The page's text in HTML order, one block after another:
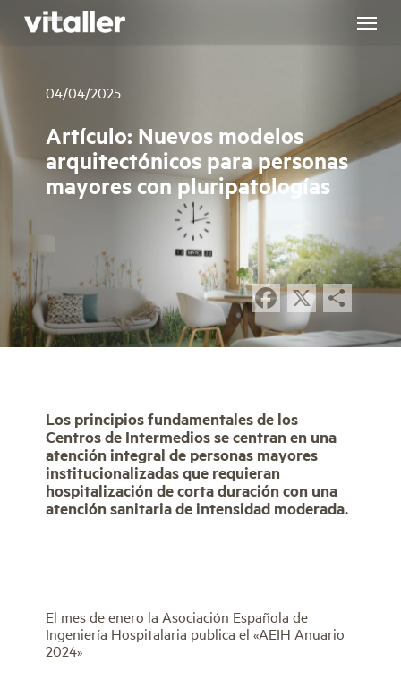
04/04/2025
Artículo: Nuevos modelos
arquitectónicos para personas
mayores con pluripatologías
Facebook
X
Los principios fundamentales de los
Centros de Intermedios se centran en una
atención integral de personas mayores
institucionalizadas que requieran
hospitalización de corta duración con una
atención sanitaria de intensidad moderada.
El mes de enero la Asociación Española de
Ingeniería Hospitalaria publica el «AEIH Anuario
2024»